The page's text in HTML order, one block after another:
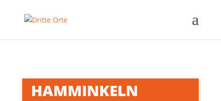
HAMMINKELN